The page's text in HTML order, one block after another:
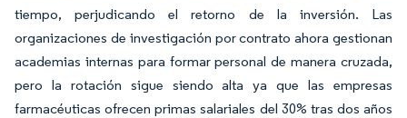
tiempo, perjudicando el retorno de la inversión. Las
organizaciones de investigación por contrato ahora gestionan
academias internas para formar personal de manera cruzada,
pero la rotación sigue siendo alta ya que las empresas
farmacéuticas ofrecen primas salariales del 30% tras dos años